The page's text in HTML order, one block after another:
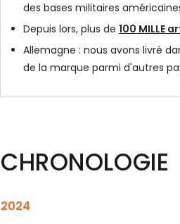
des bases militaires
Depuis lors, plus de 100 MILLE
Allemagne : nous avons livré
de la marque parmi d'autres
CHRONOLOGIE
2024